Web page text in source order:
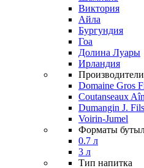
Виктория
Айла
Бургундия
Гоа
Долина Луары
Ирландия
Производители
Domaine Gros
Coutanseaux
Dumangin J. Fils
Voirin-Jumel
Форматы
0.7 л
3 л
Тип напитка